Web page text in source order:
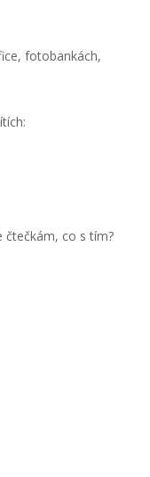
fotobankách,
čtečkám, co s tím?